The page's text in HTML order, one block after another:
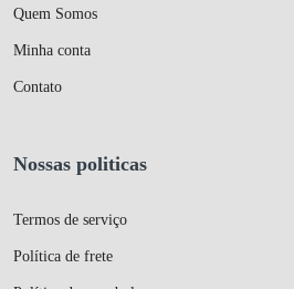
Quem Somos
Minha conta
Contato
Nossas politicas
Termos de serviço
Política de frete